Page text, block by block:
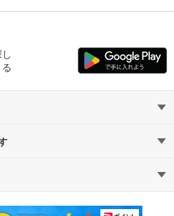
中古マンション
教えて！住まいの先生